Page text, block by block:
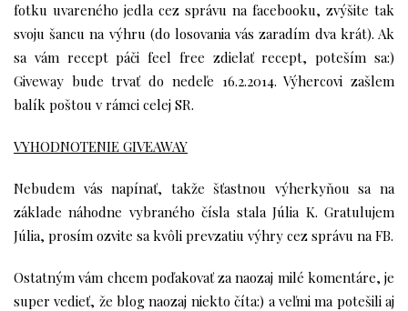
fotku uvareného jedla cez správu na facebooku, zvýšite tak
svoju šancu na výhru (do losovania vás zaradím dva krát). Ak
sa vám recept páči feel free zdielať recept, poteším sa:)
Giveway bude trvať do nedeľe 16.2.2014. Výhercovi zašlem
balík poštou v rámci celej SR.
VYHODNOTENIE GIVEAWAY
Nebudem vás napínať, takže šťastnou výherkyňou sa na
základe náhodne vybraného čísla stala Júlia K. Gratulujem
Júlia, prosím ozvite sa kvôli prevzatiu výhry cez správu na FB.
Ostatným vám chcem poďakovať za naozaj milé komentáre, je
super vedieť, že blog naozaj niekto číta:) a veľmi ma potešili aj